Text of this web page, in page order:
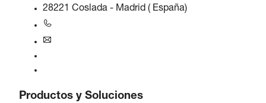
28221 Coslada - Madrid ( España)
Productos y Soluciones